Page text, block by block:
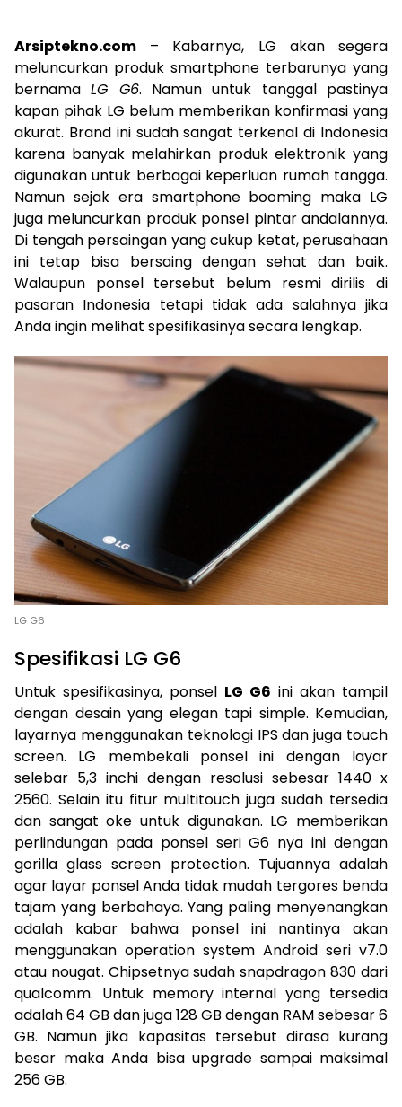
Arsiptekno.com – Kabarnya, LG akan segera
meluncurkan produk smartphone terbarunya yang
bernamaLG G6. Namun untuk tanggal pastinya
kapan pihak LG belum memberikan konfirmasi yang
akurat. Brand ini sudah sangat terkenal di Indonesia
karena banyak melahirkan produk elektronik yang
digunakan untuk berbagai keperluan rumah tangga.
Namun sejak era smartphone booming maka LG
juga meluncurkan produk ponsel pintar andalannya.
Di tengah persaingan yang cukup ketat, perusahaan
ini tetap bisa bersaing dengan sehat dan baik.
Walaupun ponsel tersebut belum resmi dirilis di
pasaran Indonesia tetapi tidak ada salahnya jika
Anda ingin melihat spesifikasinya secara lengkap.
LG G6
Spesifikasi LG G6
Untuk spesifikasinya, ponsel LG G6 ini akan tampil
dengan desain yang elegan tapi simple. Kemudian,
layarnya menggunakan teknologi IPS dan juga touch
screen. LG membekali ponsel ini dengan layar
selebar 5,3 inchi dengan resolusi sebesar 1440 x
2560. Selain itu fitur multitouch juga sudah tersedia
dan sangat oke untuk digunakan. LG memberikan
perlindungan pada ponsel seri G6 nya ini dengan
gorilla glass screen protection. Tujuannya adalah
agar layar ponsel Anda tidak mudah tergores benda
tajam yang berbahaya. Yang paling menyenangkan
adalah kabar bahwa ponsel ini nantinya akan
menggunakan operation system Android seri v7.0
atau nougat. Chipsetnya sudah snapdragon 830 dari
qualcomm. Untuk memory internal yang tersedia
adalah 64 GB dan juga 128 GB dengan RAM sebesar 6
GB. Namun jika kapasitas tersebut dirasa kurang
besar maka Anda bisa upgrade sampai maksimal
256 GB.